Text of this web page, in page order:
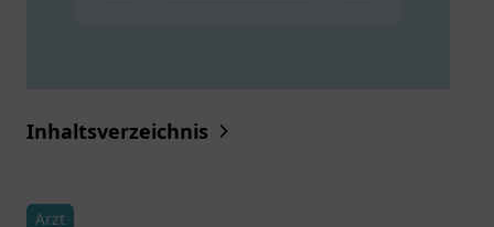
Inhaltsverzeichnis
Arzt